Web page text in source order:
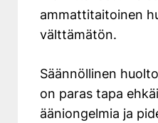
ammattitaitoinen
välttämätön.
Säännöllinen
on paras tapa
ääniongelmia ja